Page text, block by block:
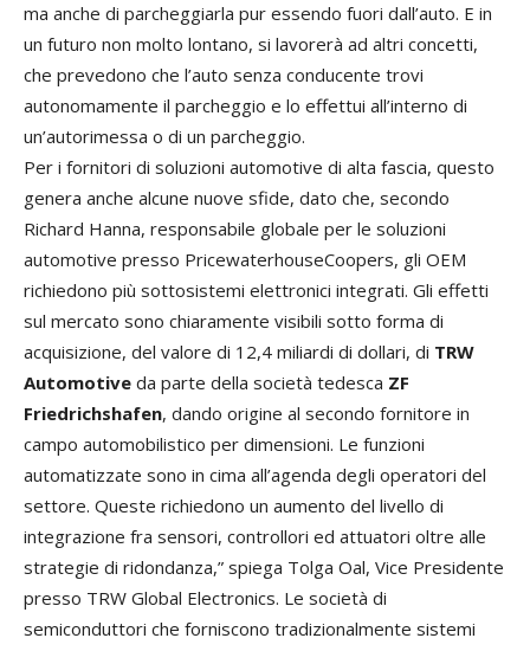
ma anche di parcheggiarla pur essendo fuori dall’auto. E in
un futuro non molto lontano, si lavorerà ad altri concetti,
che prevedono che l’auto senza conducente trovi
autonomamente il parcheggio e lo effettui all’interno di
un’autorimessa o di un parcheggio.
Per i fornitori di soluzioni automotive di alta fascia, questo
genera anche alcune nuove sfide, dato che, secondo
Richard Hanna, responsabile globale per le soluzioni
automotive presso PricewaterhouseCoopers, gli OEM
richiedono più sottosistemi elettronici integrati. Gli effetti
sul mercato sono chiaramente visibili sotto forma di
acquisizione, del valore di 12,4 miliardi di dollari, di TRW
Automotive da parte della società tedesca ZF
Friedrichshafen, dando origine al secondo fornitore in
campo automobilistico per dimensioni. Le funzioni
automatizzate sono in cima all’agenda degli operatori del
settore. Queste richiedono un aumento del livello di
integrazione fra sensori, controllori ed attuatori oltre alle
strategie di ridondanza,” spiega Tolga Oal, Vice Presidente
presso TRW Global Electronics. Le società di
semiconduttori che forniscono tradizionalmente sistemi